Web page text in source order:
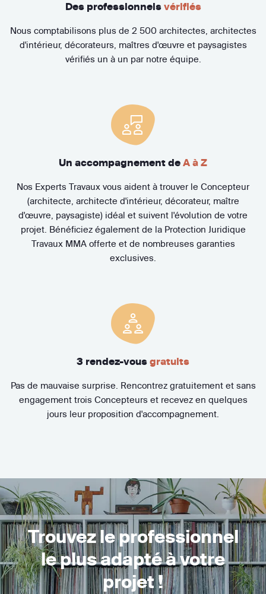
Des professionnels vérifiés
Nous comptabilisons plus de 2 500 architectes, architectes
d'intérieur, décorateurs, maîtres d'œuvre et paysagistes
vérifiés un à un par notre équipe.
Un accompagnement de A à Z
Nos Experts Travaux vous aident à trouver le Concepteur
(architecte, architecte d'intérieur, décorateur, maître
d'œuvre, paysagiste) idéal et suivent l'évolution de votre
projet. Bénéficiez également de la Protection Juridique
Travaux MMA offerte et de nombreuses garanties
exclusives.
3 rendez-vous gratuits
Pas de mauvaise surprise. Rencontrez gratuitement et sans
engagement trois Concepteurs et recevez en quelques
jours leur proposition d'accompagnement.
Trouvez le professionnel
le plus adapté à votre
projet !